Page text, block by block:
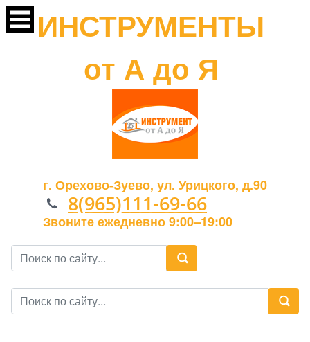
ИНСТРУМЕНТЫ
от А до Я
г. Орехово-Зуево, ул. Урицкого, д.90
8(965)111-69-66
Звоните ежедневно 9:00–19:00